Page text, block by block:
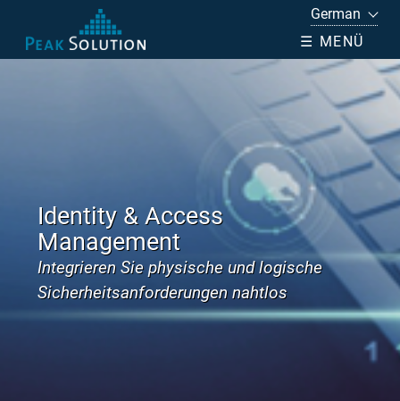
☰ MENÜ
Identity & Access
Management
Integrieren Sie physische und logische
Sicherheitsanforderungen nahtlos